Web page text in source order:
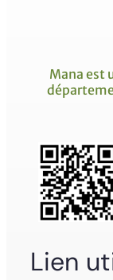
Mana est
Lien